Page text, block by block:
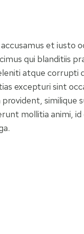
et iusto
qui blanditiis
atque corrupti
excepturi sint
similique
mollitia animi,